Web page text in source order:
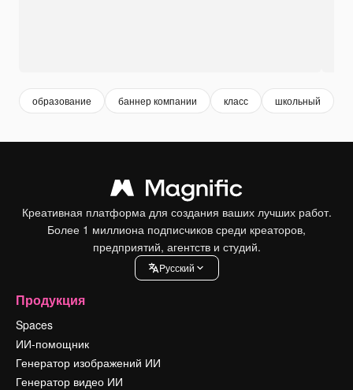
образование баннер компании класс школьный
Креативная платформа для создания ваших лучших работ.
Более 1 миллиона подписчиков среди креаторов,
предприятий, агентств и студий.
Pусский
Продукция
Spaces
ИИ-помощник
Генератор изображений ИИ
Генератор видео ИИ